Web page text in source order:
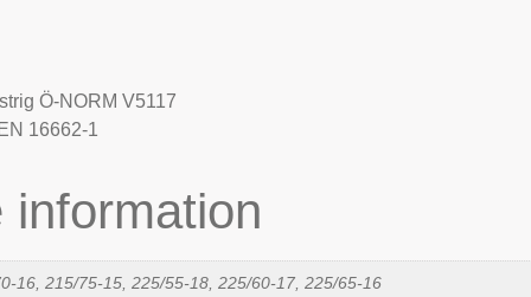
Ö-NORM V5117
16662-1
information
16, 215/75-15, 225/55-18, 225/60-17, 225/65-16